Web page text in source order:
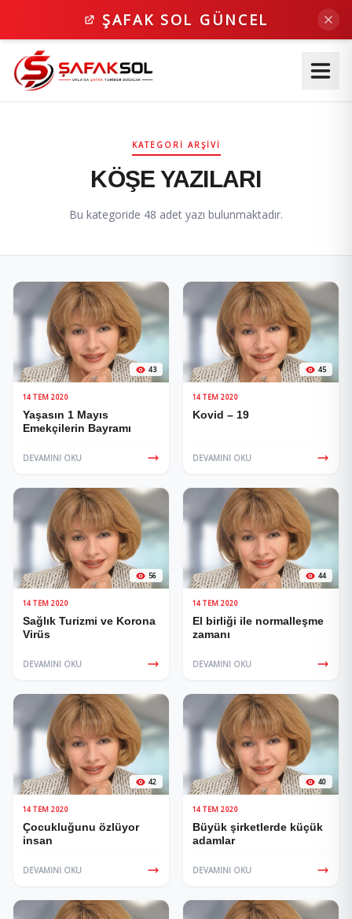
ŞAFAK SOL GÜNCEL
KATEGORI ARŞIVI
KÖŞE YAZILARI
Bu kategoride 48 adet yazı bulunmaktadır.
43
14 TEM 2020
Yaşasın 1 Mayıs
Emekçilerin Bayramı
DEVAMINI OKU
45
14 TEM 2020
Kovid – 19
DEVAMINI OKU
56
14 TEM 2020
Sağlık Turizmi ve Korona
Virüs
DEVAMINI OKU
44
14 TEM 2020
El birliği ile normalleşme
zamanı
DEVAMINI OKU
42
14 TEM 2020
Çocukluğunu özlüyor
insan
DEVAMINI OKU
40
14 TEM 2020
Büyük şirketlerde küçük
adamlar
DEVAMINI OKU